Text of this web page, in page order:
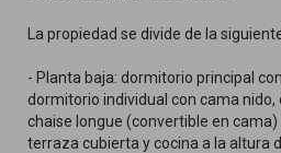
La propiedad se divide de la
- Planta baja: dormitorio principal
dormitorio individual con cama nido,
chaise longue (convertible en
terraza cubierta y cocina a la altura